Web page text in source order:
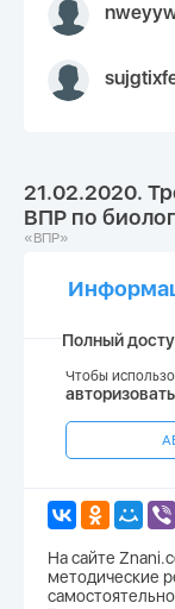
21.02.2020.
ВПР по
«ВПР»
Полный
Чтобы
На сайте
методические